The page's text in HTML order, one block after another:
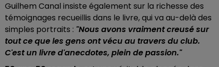
Guilhem Canal insiste également sur la richesse des
témoignages recueillis dans le livre, qui va au-delà des
simples portraits : "Nous avons vraiment creusé sur
tout ce que les gens ont vécu au travers du club.
C'est un livre d'anecdotes, plein de passion."